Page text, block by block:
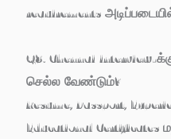
requirements
Q8. Chennai
செல்ல வேண்டும்?
Resume, Passport,
Educational Certificates